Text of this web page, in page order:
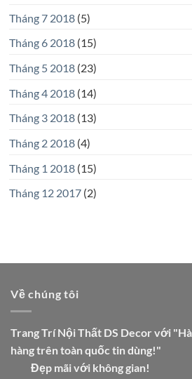
Tháng 7 2018(5)
Tháng 6 2018(15)
Tháng 5 2018(23)
Tháng 4 2018(14)
Tháng 3 2018(13)
Tháng 2 2018(4)
Tháng 1 2018(15)
Tháng 12 2017(2)
Về chúng tôi
Trang Trí Nội Thất DS Decor với
hàng trên toàn quốc tin dùng!"
Đẹp mãi với không gian!